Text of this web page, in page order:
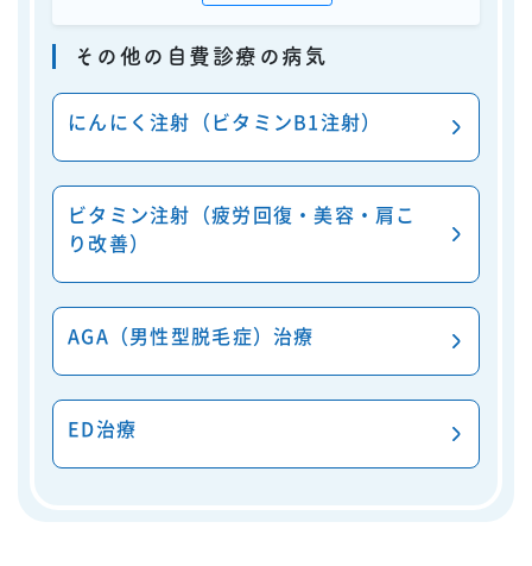
その他の自費診療の病気
にんにく注射（ビタミンB1注射）
ビタミン注射（疲労回復・美容・肩こ
り改善）
AGA（男性型脱毛症）治療
ED治療